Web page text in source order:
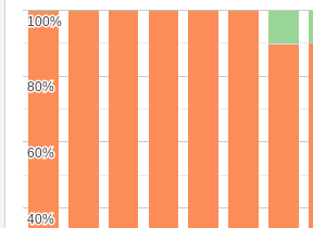
40%
40%
60%
60%
80%
80%
100%
100%